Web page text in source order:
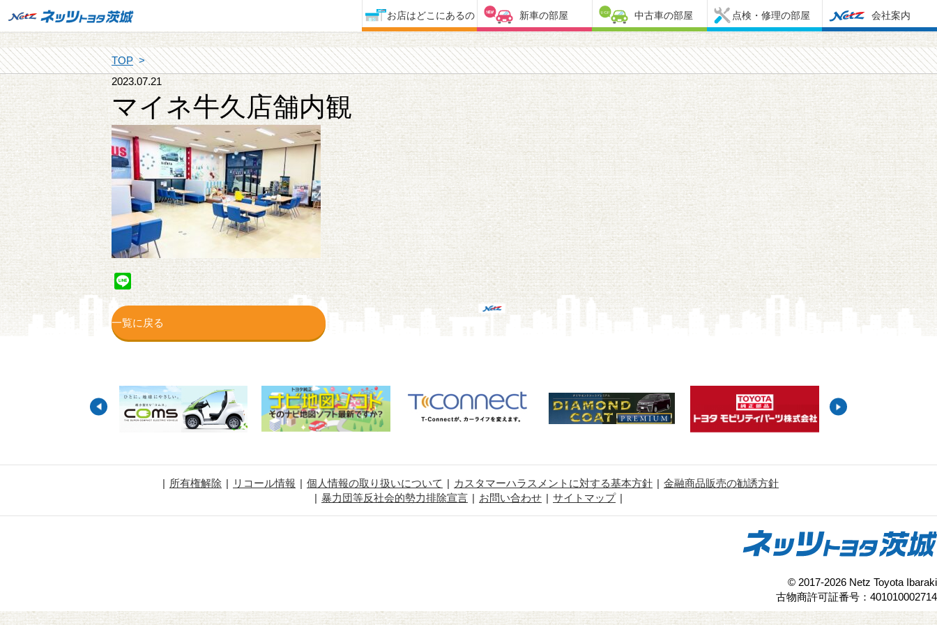
お店はどこにあるの 新車の部屋 中古車の部屋 点検・修理の部屋 会社案内
TOP
2023.07.21
マイネ牛久店舗内観
Line
一覧に戻る
所有権解除 リコール情報 個人情報の取り扱いについて カスタマーハラスメントに対する基本方針
金融商品販売の勧誘方針
暴力団等反社会的勢力排除宣言
お問い合わせ サイトマップ
© 2017-2026 Netz Toyota Ibaraki
古物商許可証番号：401010002714